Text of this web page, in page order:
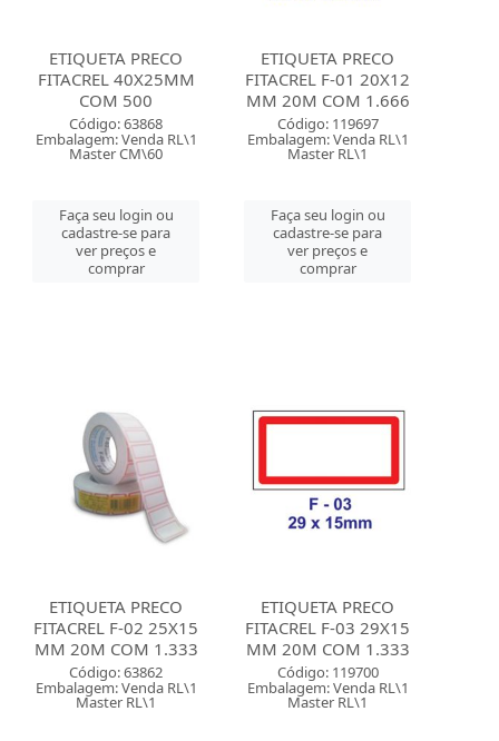
ETIQUETA PRECO
FITACREL 40X25MM
COM 500
Código: 63868
Embalagem: Venda RL\1
Master CM\60
Faça seu login ou
cadastre-se para
ver preços e
comprar
ETIQUETA PRECO
FITACREL F-01 20X12
MM 20M COM 1.666
Código: 119697
Embalagem: Venda RL\1
Master RL\1
Faça seu login ou
cadastre-se para
ver preços e
comprar
ETIQUETA PRECO
FITACREL F-02 25X15
MM 20M COM 1.333
Código: 63862
Embalagem: Venda RL\1
Master RL\1
ETIQUETA PRECO
FITACREL F-03 29X15
MM 20M COM 1.333
Código: 119700
Embalagem: Venda RL\1
Master RL\1